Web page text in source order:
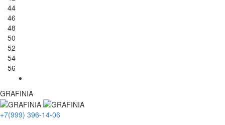
44
46
48
50
52
54
56
GRAFINIA
+7(999) 396-14-06